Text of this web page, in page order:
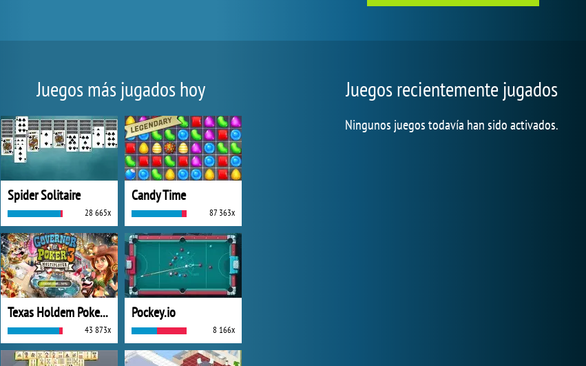
Juegos más jugados hoy
Spider Solitaire
28 665x
Candy Time
87 363x
Texas Holdem Poker 3
43 873x
Pockey.io
8 166x
Juegos recientemente jugados
Ningunos juegos todavía han sido activados.